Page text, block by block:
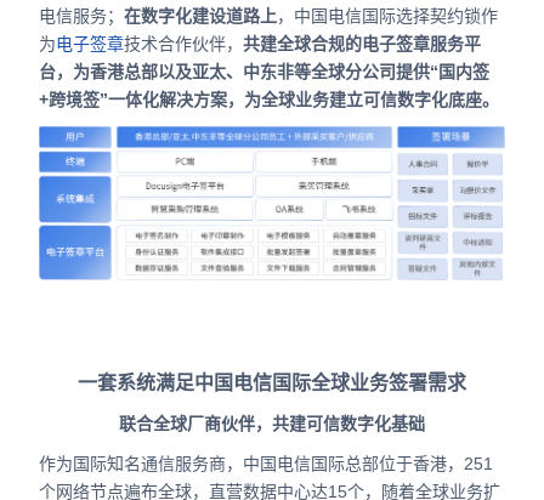
电信服务； 在数字化建设道路上，中国电信国际选择契约锁作
为电子签章技术合作伙伴， 共建全球合规的电子签章服务平
台，为香港总部以及亚太、中东非等全球分公司提供“国内签
+跨境签”一体化解决方案，为全球业务建立可信数字化底座。
一套系统满足中国电信国际全球业务签署需求
联合全球厂商伙伴，共建可信数字化基础
作为国际知名通信服务商，中国电信国际总部位于香港，251
个网络节点遍布全球，直营数据中心达15个，随着全球业务扩